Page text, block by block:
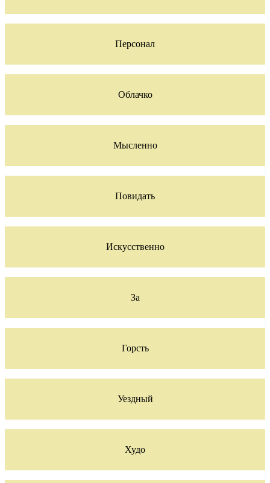
Персонал
Облачко
Мысленно
Повидать
Искусственно
За
Горсть
Уездный
Худо